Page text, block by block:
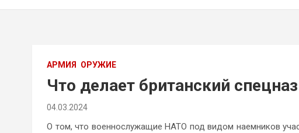
АРМИЯ ОРУЖИЕ
Что делает британский
04.03.2024
О том, что военнослужащие НАТО под видом наемников